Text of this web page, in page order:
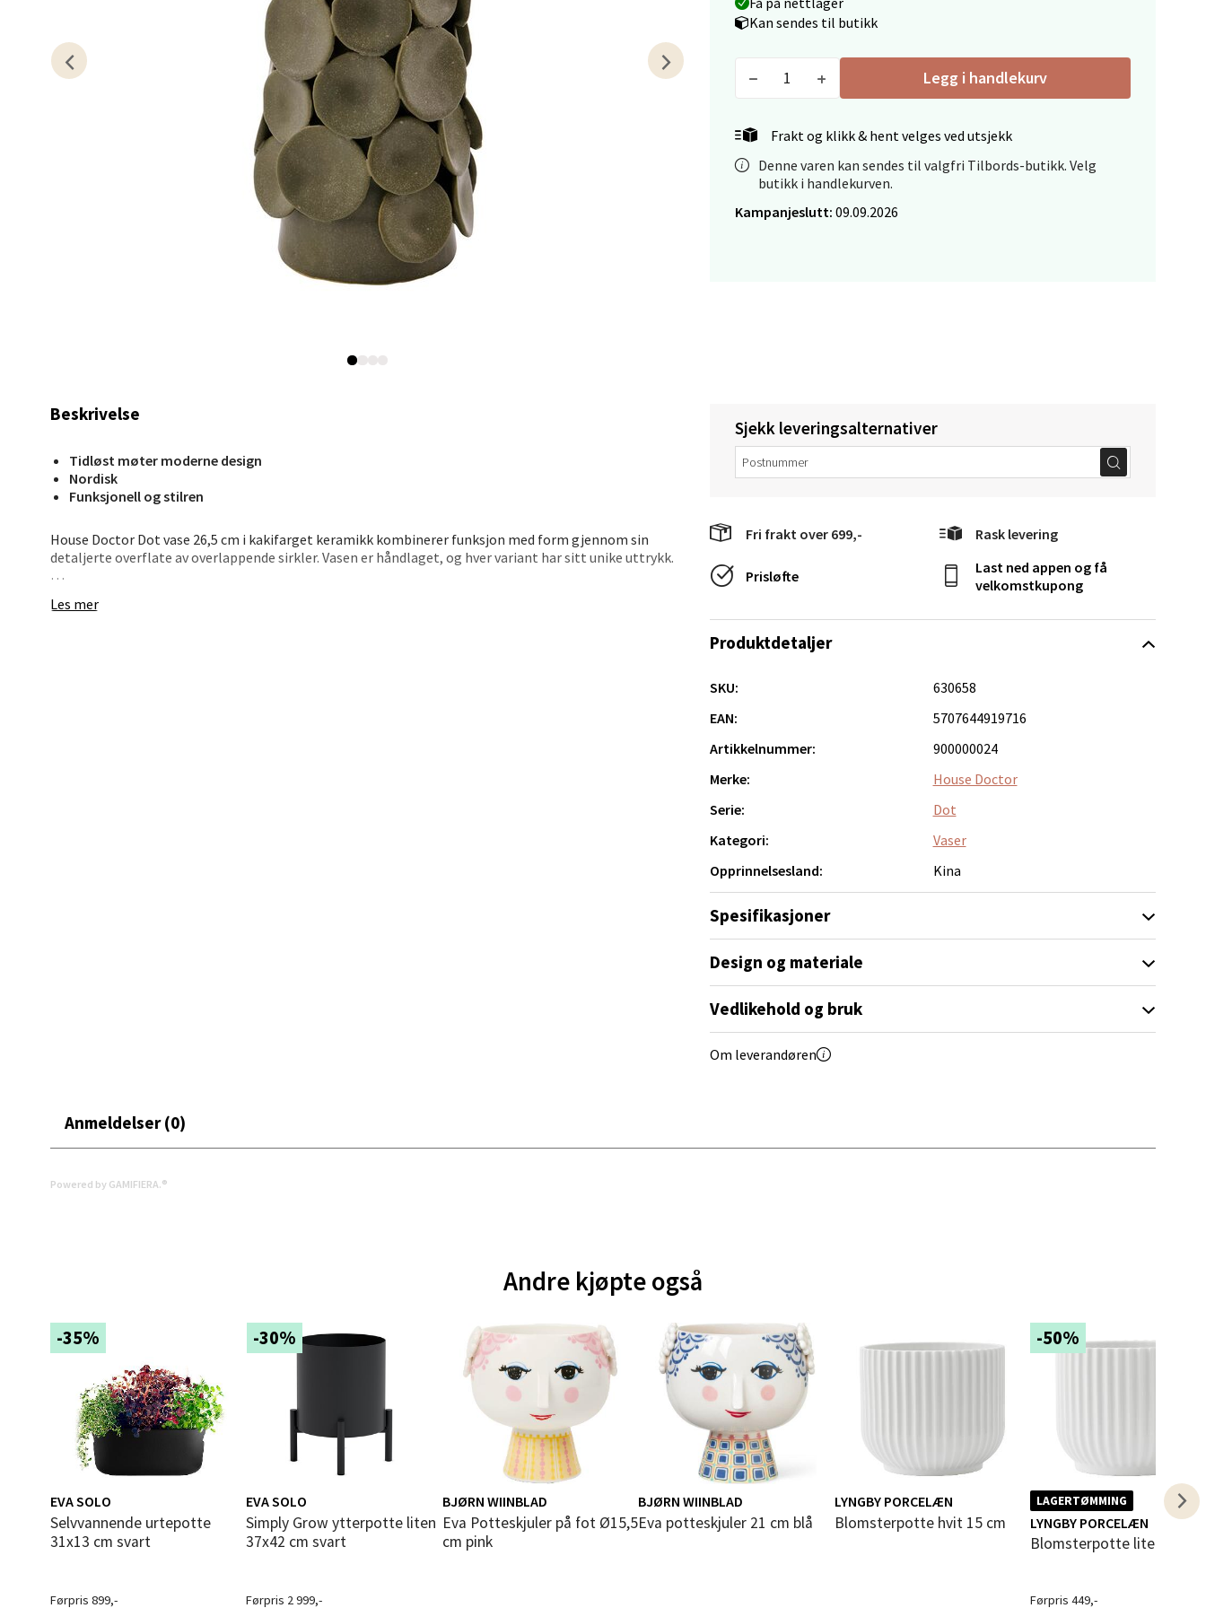
Kan sendes til butikk
Legg i handlekurv
Frakt og klikk & hent velges ved utsjekk
Denne varen kan sendes til valgfri Tilbords-butikk. Velg
butikk i handlekurven.
Kampanjeslutt: 09.09.2026
Beskrivelse
Tidløst møter moderne design
Nordisk
Funksjonell og stilren
House Doctor Dot vase 26,5 cm i kakifarget keramikk kombinerer funksjon med form gjennom sin
detaljerte overflate av overlappende sirkler. Vasen er håndlaget, og hver variant har sitt unike uttrykk.
Les mer
Sjekk leveringsalternativer
Fri frakt over 699,- Rask levering
Prisløfte
Last ned appen og få
velkomstkupong
Produktdetaljer
SKU:
630658
EAN:
5707644919716
Artikkelnummer:
900000024
Merke:
House Doctor
Serie:
Dot
Kategori:
Vaser
Opprinnelsesland:
Kina
Spesifikasjoner
Design og materiale
Vedlikehold og bruk
Om leverandøren
Anmeldelser (0)
Powered by GAMIFIERA.®
Andre kjøpte også
-35%
EVA SOLO
Selvvannende urtepotte
31x13 cm svart
Førpris 899,-
-30%
EVA SOLO
Simply Grow ytterpotte liten
37x42 cm svart
Førpris 2 999,-
BJØRN WIINBLAD
Eva Potteskjuler på fot Ø15,5
cm pink
BJØRN WIINBLAD
Eva potteskjuler 21 cm blå
LYNGBY PORCELÆN
Blomsterpotte hvit 15 cm
-50%
LAGERTØMMING
LYNGBY PORCELÆN
Blomsterpotte liten hvit
Førpris 449,-
Kristiansand - Markens
Lillemarkens markensgate 25B, 4611 Kristiansand
Åpent i dag 09-18
0 i butikk
Oslo - Linderud
Erich Mogensøns vei 38, 0594 Oslo
Åpent i dag 10-21
0 i butikk
Velg
Madla
g
Velg
Molde - Moldetorget
Torget 1, 6413 Molde
Åpent i dag 10-20
Velg
Narvik - Thon Senter Malmporten
Bolagsgata 1, 8514 Narvik